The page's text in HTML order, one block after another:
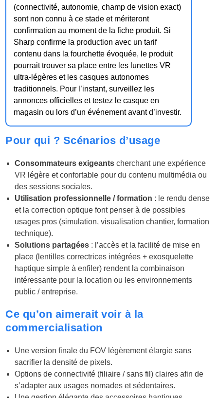
(connectivité, autonomie, champ de vision exact)
sont non connu à ce stade et mériteront
confirmation au moment de la fiche produit. Si
Sharp confirme la production avec un tarif
contenu dans la fourchette évoquée, le produit
pourrait trouver sa place entre les lunettes VR
ultra-légères et les casques autonomes
traditionnels. Pour l’instant, surveillez les
annonces officielles et testez le casque en
magasin ou lors d’un événement avant d’investir.
Pour qui ? Scénarios d’usage
Consommateurs exigeants cherchant une expérience
VR légère et confortable pour du contenu multimédia ou
des sessions sociales.
Utilisation professionnelle / formation : le rendu dense
et la correction optique font penser à de possibles
usages pros (simulation, visualisation chantier, formation
technique).
Solutions partagées : l’accès et la facilité de mise en
place (lentilles correctrices intégrées + exosquelette
haptique simple à enfiler) rendent la combinaison
intéressante pour la location ou les environnements
public / entreprise.
Ce qu’on aimerait voir à la
commercialisation
Une version finale du FOV légèrement élargie sans
sacrifier la densité de pixels.
Options de connectivité (filiaire / sans fil) claires afin de
s’adapter aux usages nomades et sédentaires.